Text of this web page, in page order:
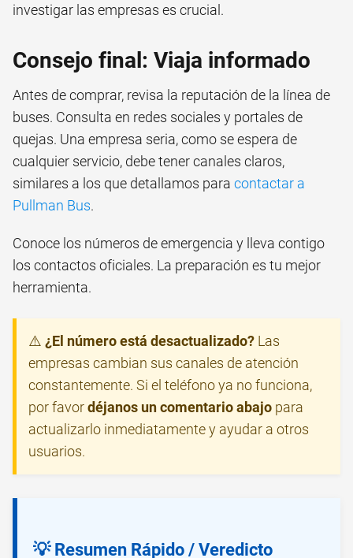
investigar las empresas es crucial.
Consejo final: Viaja informado
Antes de comprar, revisa la reputación de la línea de
buses. Consulta en redes sociales y portales de
quejas. Una empresa seria, como se espera de
cualquier servicio, debe tener canales claros,
similares a los que detallamos para contactar a
Pullman Bus.
Conoce los números de emergencia y lleva contigo
los contactos oficiales. La preparación es tu mejor
herramienta.
⚠️ ¿El número está desactualizado? Las
empresas cambian sus canales de atención
constantemente. Si el teléfono ya no funciona,
por favordéjanos un comentario abajo para
actualizarlo inmediatamente y ayudar a otros
usuarios.
💡 Resumen Rápido / Veredicto